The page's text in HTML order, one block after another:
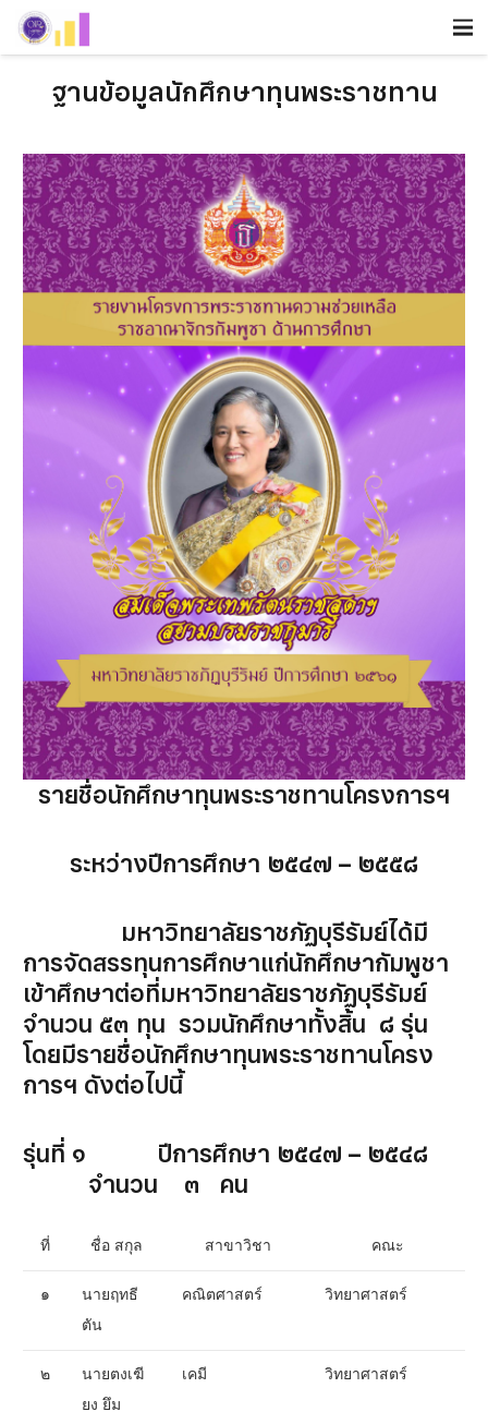
ฐานข้อมูลนักศึกษาทุนพระราชทาน
รายชื่อนักศึกษาทุนพระราชทานโครงการฯ
ระหว่างปีการศึกษา ๒๕๔๗ – ๒๕๕๘
มหาวิทยาลัยราชภัฏบุรีรัมย์ได้มี
การจัดสรรทุนการศึกษาแก่นักศึกษากัมพูชา
เข้าศึกษาต่อที่มหาวิทยาลัยราชภัฏบุรีรัมย์
จำนวน ๕๓ ทุน รวมนักศึกษาทั้งสิ้น ๘ รุ่น
โดยมีรายชื่อนักศึกษาทุนพระราชทานโครง
การฯ ดังต่อไปนี้
รุ่นที่ ๑ ปีการศึกษา ๒๕๔๗ – ๒๕๔๘
จำนวน ๓ คน
ที่ ชื่อ สกุล สาขาวิชา คณะ
๑
นายฤทธี
ตัน
คณิตศาสตร์ วิทยาศาสตร์
๒
นายตงเฆี
ยง ยึม
เคมี วิทยาศาสตร์